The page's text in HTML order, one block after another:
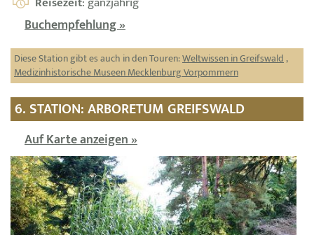
Buchempfehlung »
Diese Station gibt es auch in den Touren:Weltwissen in Greifswald,
Medizinhistorische Museen Mecklenburg Vorpommern
6. STATION: ARBORETUM GREIFSWALD
Auf Karte anzeigen »